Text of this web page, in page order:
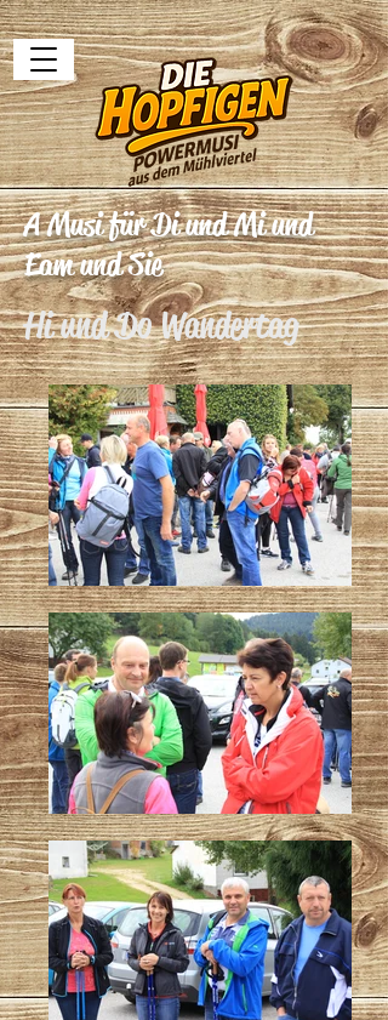
A Musi für Di und Mi und
Eam und Sie
Hi und Do Wandertag